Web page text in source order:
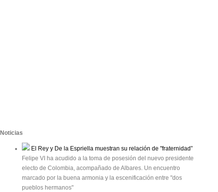
Noticias
El Rey y De la Espriella muestran su relación de "fraternidad”
Felipe VI ha acudido a la toma de posesión del nuevo presidente
electo de Colombia, acompañado de Albares. Un encuentro
marcado por la buena armonia y la escenificación entre "dos
pueblos hermanos"